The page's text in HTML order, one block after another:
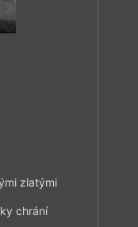
zlatými
chrání